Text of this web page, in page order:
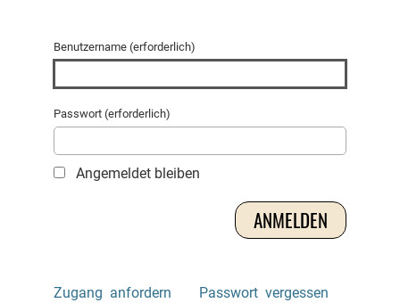
Benutzername (erforderlich)
Passwort (erforderlich)
Angemeldet bleiben
Zugang anfordern
Passwort vergessen